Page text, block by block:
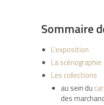
Sommaire
L’exposition
La scénographie
Les collections
au sein du
des